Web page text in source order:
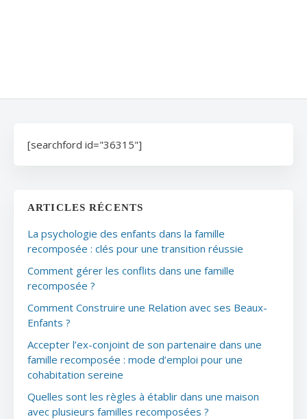
[searchford id="36315"]
ARTICLES RÉCENTS
La psychologie des enfants dans la famille
recomposée : clés pour une transition réussie
Comment gérer les conflits dans une famille
recomposée ?
Comment Construire une Relation avec ses Beaux-
Enfants ?
Accepter l’ex-conjoint de son partenaire dans une
famille recomposée : mode d’emploi pour une
cohabitation sereine
Quelles sont les règles à établir dans une maison
avec plusieurs familles recomposées ?